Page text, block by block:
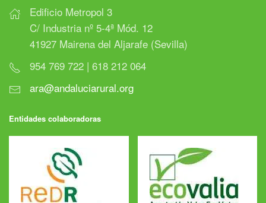
Edificio Metropol 3
C/ Industria nº 5-4ª Mód. 12
41927 Mairena del Aljarafe (Sevilla)
954 769 722 | 618 212 064
ara@andaluciarural.org
Entidades colaboradoras